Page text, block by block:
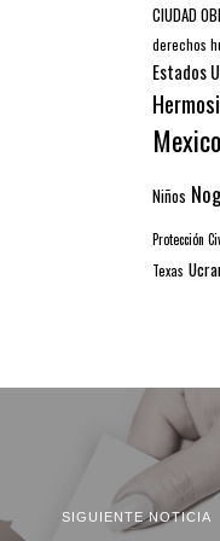
CIUDAD
derechos
Estados
Mexico
Niños
Protección
Texas
SIGUIENTE NOTICIA